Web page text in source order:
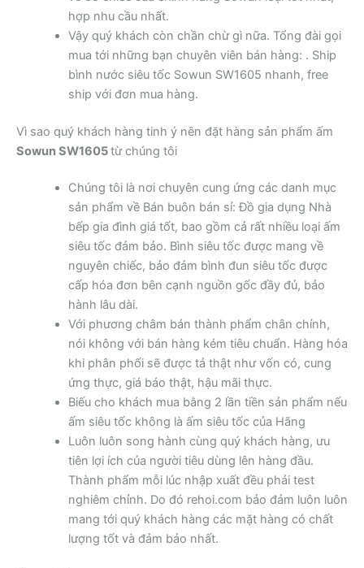
hợp nhu cầu nhất.
Vậy quý khách còn chần chừ gì nữa. Tổng đài gọi
mua tới những bạn chuyên viên bán hàng: . Ship
bình nước siêu tốc Sowun SW1605 nhanh, free
ship với đơn mua hàng.
Vì sao quý khách hàng tinh ý nên đặt hàng sản phẩm ấm
Sowun SW1605từ chúng tôi
Chúng tôi là nơi chuyên cung ứng các danh mục
sản phẩm về Bán buôn bán sỉ: Đồ gia dụng Nhà
bếp gia đình giá tốt, bao gồm cả rất nhiều loại ấm
siêu tốc đảm bảo. Bình siêu tốc được mang về
nguyên chiếc, bảo đảm bình đun siêu tốc được
cấp hóa đơn bên cạnh nguồn gốc đầy đủ, bảo
hành lâu dài.
Với phương châm bán thành phẩm chân chính,
nói không với bán hàng kém tiêu chuẩn. Hàng hóa
khi phân phối sẽ được tả thật như vốn có, cung
ứng thực, giá báo thật, hậu mãi thực.
Biếu cho khách mua bằng 2 lần tiền sản phẩm nếu
ấm siêu tốc không là ấm siêu tốc của Hãng
Luôn luôn song hành cùng quý khách hàng, ưu
tiên lợi ích của người tiêu dùng lên hàng đầu.
Thành phẩm mỗi lúc nhập xuất đều phải test
nghiêm chỉnh. Do đó rehoi.com bảo đảm luôn luôn
mang tới quý khách hàng các mặt hàng có chất
lượng tốt và đảm bảo nhất.